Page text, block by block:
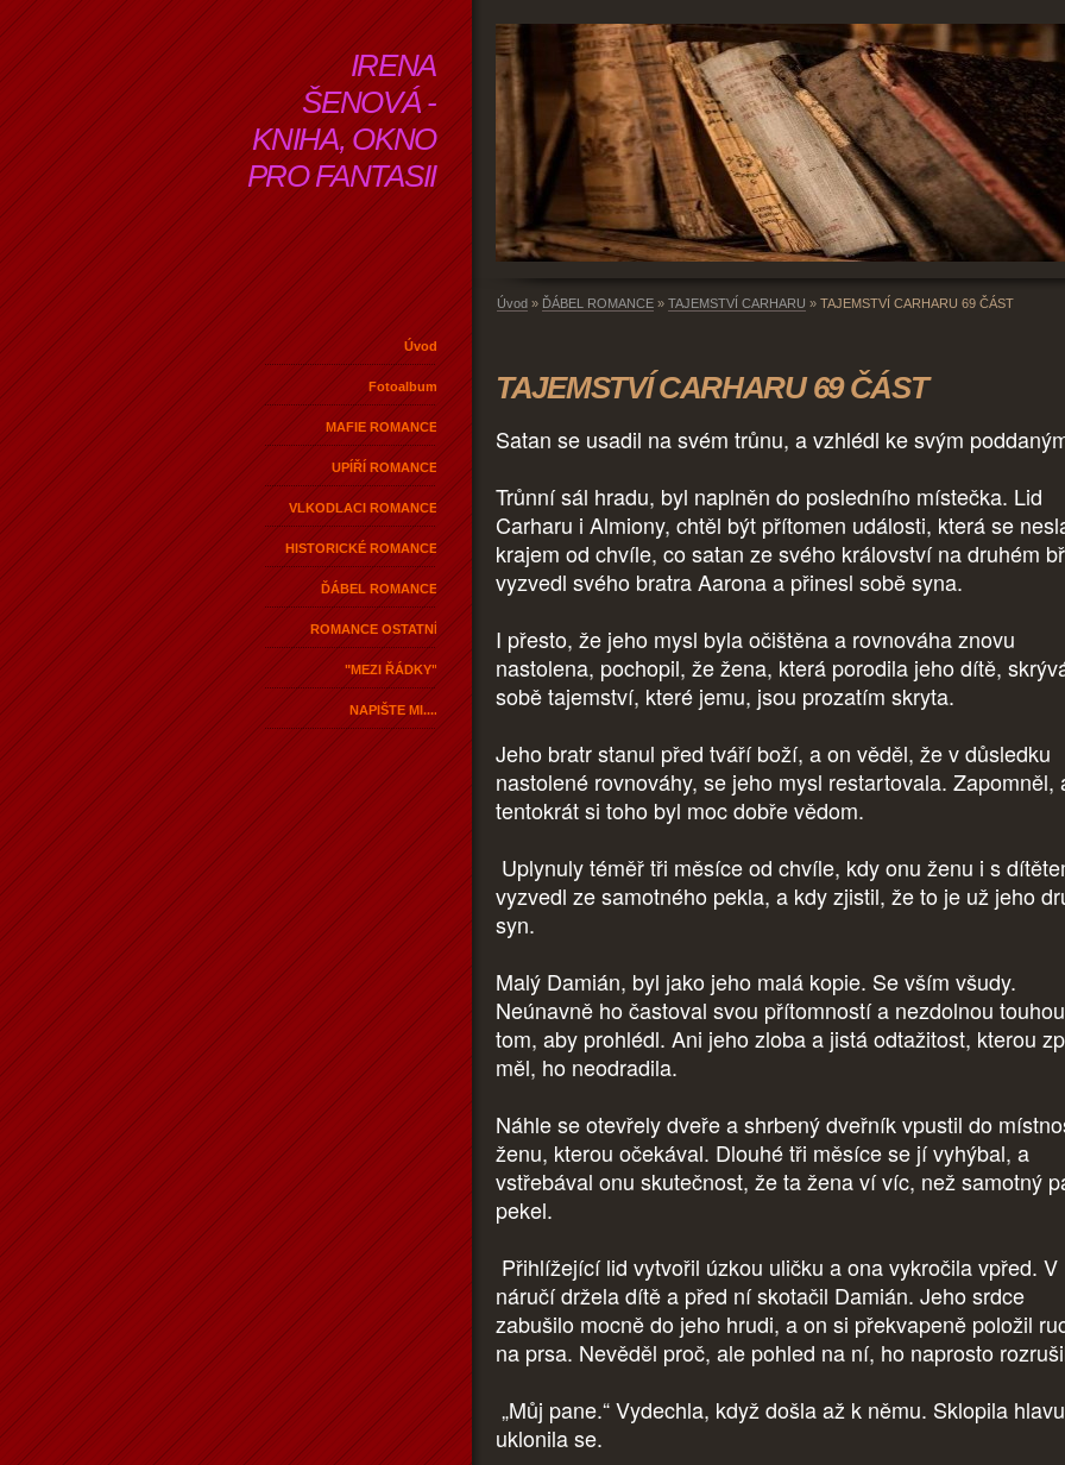
IRENA
ŠENOVÁ -
KNIHA, OKNO
PRO FANTASII
Úvod
Fotoalbum
MAFIE ROMANCE
UPÍŘÍ ROMANCE
VLKODLACI ROMANCE
HISTORICKÉ ROMANCE
ĎÁBEL ROMANCE
ROMANCE OSTATNÍ
"MEZI ŘÁDKY"
NAPIŠTE MI....
Úvod » ĎÁBEL ROMANCE » TAJEMSTVÍ CARHARU » TAJEMSTVÍ CARHARU 69 ČÁST
TAJEMSTVÍ CARHARU 69 ČÁST
Satan se usadil na svém trůnu, a vzhlédl ke svým
Trůnní sál hradu, byl naplněn do posledního místečka. Lid
Carharu i Almiony, chtěl být přítomen události, která se
krajem od chvíle, co satan ze svého království na druhém
vyzvedl svého bratra Aarona a přinesl sobě syna.
I přesto, že jeho mysl byla očištěna a rovnováha znovu
nastolena, pochopil, že žena, která porodila jeho dítě,
sobě tajemství, které jemu, jsou prozatím skryta.
Jeho bratr stanul před tváří boží, a on věděl, že v důsledku
nastolené rovnováhy, se jeho mysl restartovala. Zapomněl,
tentokrát si toho byl moc dobře vědom.
Uplynuly téměř tři měsíce od chvíle, kdy onu ženu i s
vyzvedl ze samotného pekla, a kdy zjistil, že to je už jeho
syn.
Malý Damián, byl jako jeho malá kopie. Se vším všudy.
Neúnavně ho častoval svou přítomností a nezdolnou
tom, aby prohlédl. Ani jeho zloba a jistá odtažitost, kterou
měl, ho neodradila.
Náhle se otevřely dveře a shrbený dveřník vpustil do
ženu, kterou očekával. Dlouhé tři měsíce se jí vyhýbal, a
vstřebával onu skutečnost, že ta žena ví víc, než samotný
pekel.
Přihlížející lid vytvořil úzkou uličku a ona vykročila vpřed. V
náručí držela dítě a před ní skotačil Damián. Jeho srdce
zabušilo mocně do jeho hrudi, a on si překvapeně položil
na prsa. Nevěděl proč, ale pohled na ní, ho naprosto
„Můj pane.“ Vydechla, když došla až k němu. Sklopila
uklonila se.